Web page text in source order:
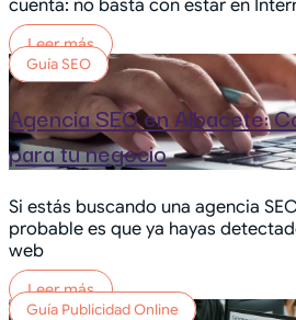
cuenta: no basta con estar en
Leer más
Guía SEO
Agencia SEO en Albacete:
para tu negocio
Si estás buscando una agencia
probable es que ya hayas
web
Leer más
Guía Publicidad Online